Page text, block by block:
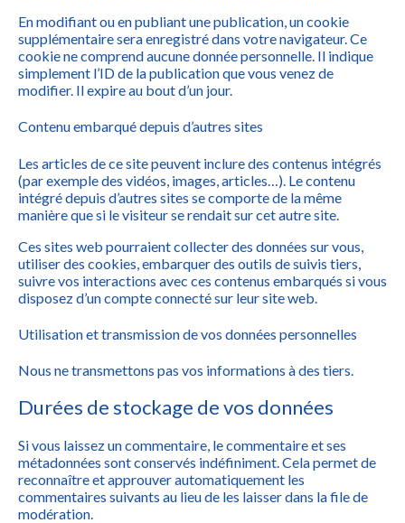
En modifiant ou en publiant une publication, un cookie
supplémentaire sera enregistré dans votre navigateur. Ce
cookie ne comprend aucune donnée personnelle. Il indique
simplement l’ID de la publication que vous venez de
modifier. Il expire au bout d’un jour.
Contenu embarqué depuis d’autres sites
Les articles de ce site peuvent inclure des contenus intégrés
(par exemple des vidéos, images, articles…). Le contenu
intégré depuis d’autres sites se comporte de la même
manière que si le visiteur se rendait sur cet autre site.
Ces sites web pourraient collecter des données sur vous,
utiliser des cookies, embarquer des outils de suivis tiers,
suivre vos interactions avec ces contenus embarqués si vous
disposez d’un compte connecté sur leur site web.
Utilisation et transmission de vos données personnelles
Nous ne transmettons pas vos informations à des tiers.
Durées de stockage de vos données
Si vous laissez un commentaire, le commentaire et ses
métadonnées sont conservés indéfiniment. Cela permet de
reconnaître et approuver automatiquement les
commentaires suivants au lieu de les laisser dans la file de
modération.